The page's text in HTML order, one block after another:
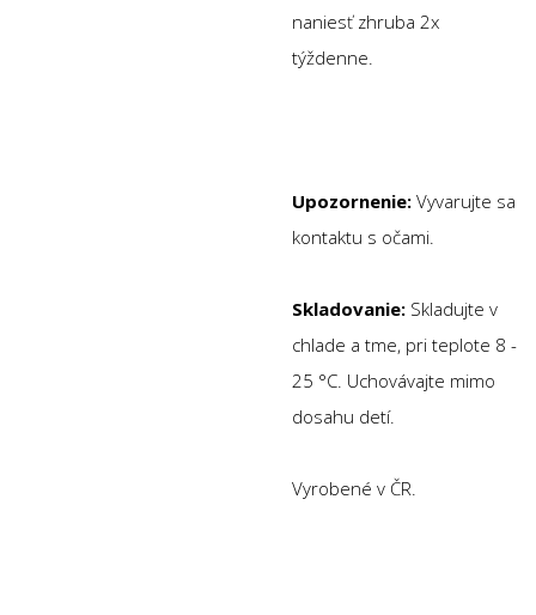
naniesť zhruba 2x
týždenne.
Upozornenie: Vyvarujte sa
kontaktu s očami.
Skladovanie: Skladujte v
chlade a tme, pri teplote 8 -
25 °C. Uchovávajte mimo
dosahu detí.
Vyrobené v ČR.